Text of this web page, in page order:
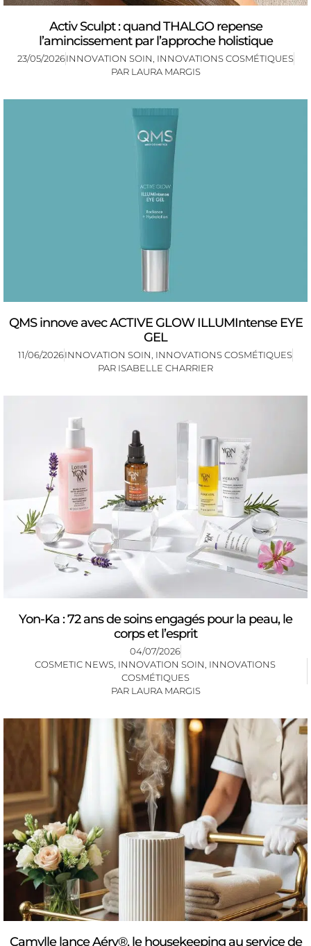
Activ Sculpt : quand THALGO repense
l’amincissement par l’approche holistique
23/05/2026INNOVATION SOIN INNOVATIONS COSMÉTIQUES
PAR LAURA MARGIS
QMS innove avec ACTIVE GLOW ILLUMIntense EYE
GEL
11/06/2026INNOVATION SOIN INNOVATIONS COSMÉTIQUES
PAR ISABELLE CHARRIER
Yon-Ka : 72 ans de soins engagés pour la peau, le
corps et l’esprit
04/07/2026
COSMETIC NEWS INNOVATION SOIN INNOVATIONS
COSMÉTIQUES
PAR LAURA MARGIS
Camylle lance Aéry®, le housekeeping au service de